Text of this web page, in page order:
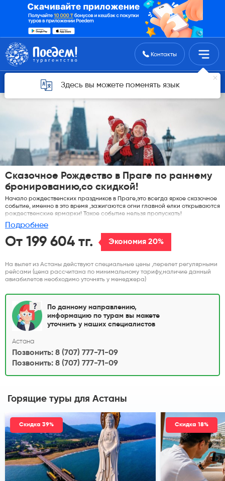
Поиск туровКонтакты
Здесь вы можете поменять язык
Горящие туры для Астаны
Сказочное Рождество в Праге по раннему
бронированию,со скидкой!
Начало рождественских праздников в Праге,это всегда яркое сказочное
событие, именно в это время ,зажигаются огни главной елки открываются
рождественские ярмарки! Такое событие нельзя пропускать!
Подробнее
От 199 604 тг. Экономия 20%
На вылет из Астаны действуют специальные цены ,перелет регулярными
рейсами (цена рассчитана по минимальному тарифу,наличие данный
авиабилетов необходимо уточнять у менеджера)
По данному направлению,
информацию по турам вы можете
уточнить у наших специалистов
Астана
Позвонить: 8 (707) 777-71-09
Позвонить: 8 (707) 777-71-09
Горящие туры для Астаны
Скидка 39% Скидка 18%